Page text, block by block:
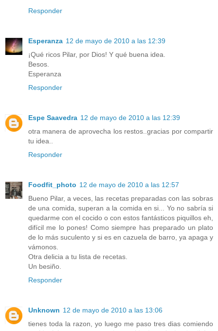
Responder
Esperanza 12 de mayo de 2010 a las 12:39
¡Qué ricos Pilar, por Dios! Y qué buena idea.
Besos.
Esperanza
Responder
Espe Saavedra 12 de mayo de 2010 a las 12:39
otra manera de aprovecha los restos..gracias por compartir
tu idea..
Responder
Foodfit_photo 12 de mayo de 2010 a las 12:57
Bueno Pilar, a veces, las recetas preparadas con las sobras
de una comida, superan a la comida en si... Yo no sabría si
quedarme con el cocido o con estos fantásticos piquillos eh,
difícil me lo pones! Como siempre has preparado un plato
de lo más suculento y si es en cazuela de barro, ya apaga y
vámonos.
Otra delicia a tu lista de recetas.
Un besiño.
Responder
Unknown 12 de mayo de 2010 a las 13:06
tienes toda la razon, yo luego me paso tres dias comiendo